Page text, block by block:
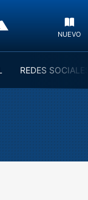
NUEVO
REDES